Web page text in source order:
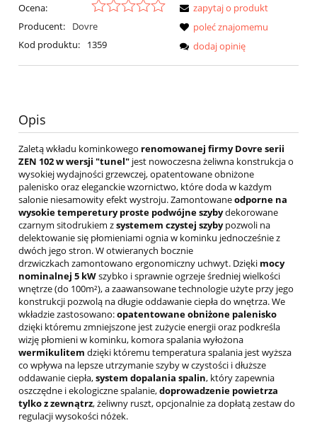
Ocena:
Producent:
Dovre
Kod produktu:
1359
zapytaj o produkt
poleć znajomemu
dodaj opinię
Opis
Zaletąwkładu kominkowego renomowanej firmy Dovre serii
ZEN 102w wersji "tunel" jest nowoczesna żeliwna konstrukcja o
wysokiej wydajności grzewczej, opatentowane obniżone
palenisko oraz eleganckie wzornictwo, które doda w każdym
salonie niesamowity efekt wystroju. Zamontowaneodporne na
wysokie temperetury proste podwójne szybydekorowane
czarnym sitodrukiem zsystemem czystej szybypozwoli na
delektowanie się płomieniami ognia w kominku jednocześnie z
dwóch jego stron. W otwieranych bocznie
drzwiczkach zamontowano ergonomiczny uchwyt. Dzięki mocy
nominalnej 5 kWszybko i sprawnie ogrzeje średniej wielkości
wnętrze (do 100m²), a zaawansowane technologie użyte przy jego
konstrukcji pozwolą na długie oddawanie ciepła do wnętrza. We
wkładzie zastosowano:opatentowane obniżone palenisko
dzięki któremu zmniejszone jest zużycie energii oraz podkreśla
wizję płomieni w kominku, komora spalania wyłożona
wermikulitem dzięki któremu temperatura spalania jest wyższa
co wpływa na lepsze utrzymanie szyby w czystości i dłuższe
oddawanie ciepła,system dopalania spalin, który zapewnia
oszczędne i ekologiczne spalanie,doprowadzenie powietrza
tylko z zewnątrz, żeliwny ruszt, opcjonalnie za dopłatą zestaw do
regulacji wysokości nóżek.